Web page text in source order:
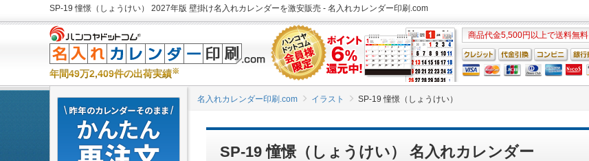
SP-19 憧憬（しょうけい） 2027年版 壁掛け名入れカレンダーを激安販売 - 名入れカレンダー印刷.com
年間49万2,409件の出荷実績※
商品代金5,500円以上で送料無料
名入れカレンダー印刷.com イラスト SP-19 憧憬（しょうけい）
SP-19 憧憬（しょうけい） 名入れカレンダー